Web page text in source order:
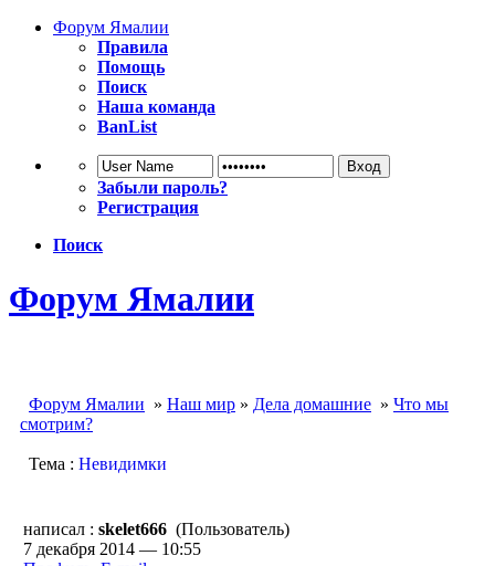
Форум Ямалии
Правила
Помощь
Поиск
Наша команда
BanList
Забыли пароль?
Регистрация
Поиск
Форум Ямалии
Форум Ямалии » Наш мир » Дела домашние » Что мы
смотрим?
Тема : Невидимки
написал : skelet666 (Пользователь)
7 декабря 2014 — 10:55